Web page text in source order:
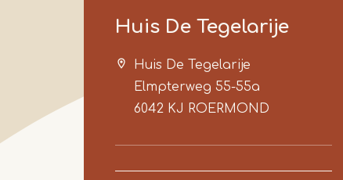
Huis De Tegelarije
Huis De Tegelarije
Elmpterweg 55-55a
6042 KJ ROERMOND